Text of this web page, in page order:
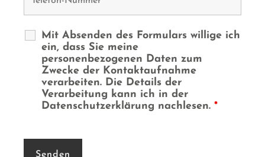
Mit Absenden des Formulars willige ich
ein, dass Sie meine
personenbezogenen Daten zum
Zwecke der Kontaktaufnahme
verarbeiten. Die Details der
Verarbeitung kann ich in der
Datenschutzerklärung nachlesen. *